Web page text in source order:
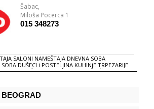
Šabac,
Miloša Pocerca 1
015 348273
SALONI NAMEŠTAJA DNEVNA SOBA
DUŠECI i POSTELjINA KUHINjE TRPEZARIJE
NAMEŠTAJ KANCELARIJSKI NAMEŠTAJ